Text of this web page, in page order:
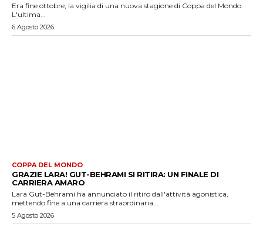
Era fine ottobre, la vigilia di una nuova stagione di Coppa del Mondo.
L'ultima...
6 Agosto 2026
COPPA DEL MONDO
GRAZIE LARA! GUT-BEHRAMI SI RITIRA: UN FINALE DI
CARRIERA AMARO
Lara Gut-Behrami ha annunciato il ritiro dall'attività agonistica,
mettendo fine a una carriera straordinaria...
5 Agosto 2026